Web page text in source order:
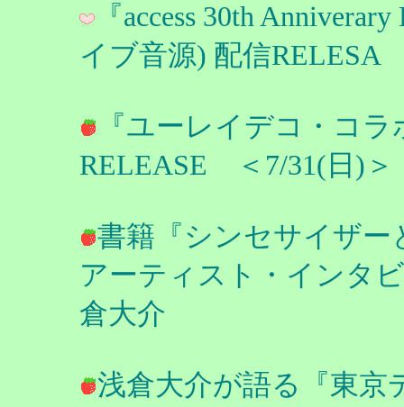
『access 30th
イブ音源) 配信RELESA
『ユーレイデコ・コ
RELEASE ＜7/31(日)＞
書籍『シンセサイザー
アーティスト・インタ
倉大介
浅倉大介が語る『東京